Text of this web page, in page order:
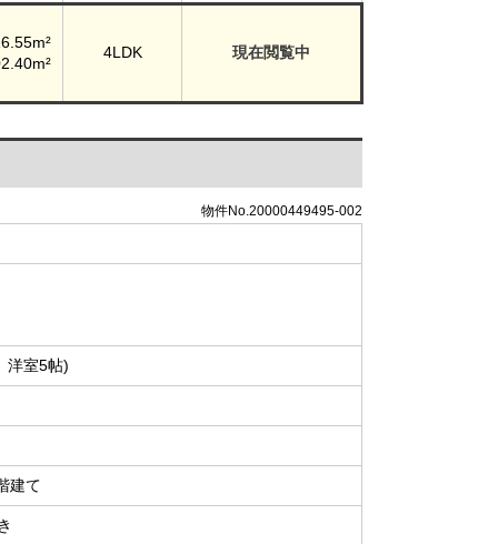
4LDK 現在閲覧中
物件No.20000449495-002
洋室5帖)
建て